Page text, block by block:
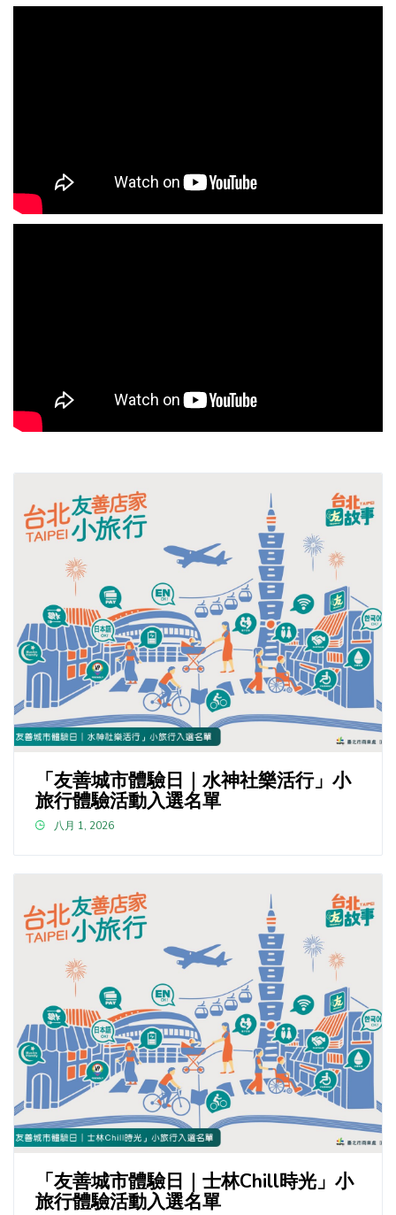
「友善城市體驗日｜水神社樂活行」小
旅行體驗活動入選名單
八月 1, 2026
「友善城市體驗日｜士林Chill時光」小
旅行體驗活動入選名單